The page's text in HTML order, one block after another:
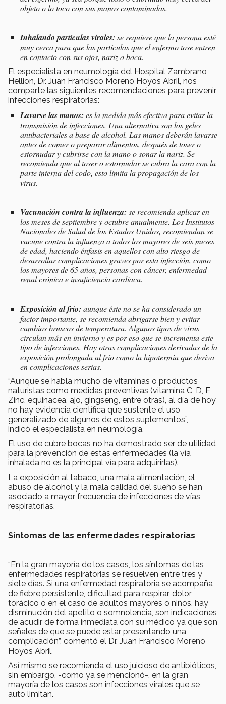
objeto o lo toco con sus manos contaminadas.
Inhalando partículas virales: se requiere que la persona esté
muy cerca para que las partículas que el enfermo tose entren
en contacto con sus ojos, nariz o boca.
El especialista en neumología del Hospital Zambrano
Hellion, Dr. Juan Francisco Moreno Hoyos Abril, nos
comparte las siguientes recomendaciones para prevenir
infecciones respiratorias:
Lavarse las manos: es la medida más efectiva para evitar la
transmisión de infecciones. Una alternativa son los geles
antibacteriales a base de alcohol. Las manos deberán lavarse
antes de comer o preparar alimentos, después de toser o
estornudar y cubrirse con la mano o sonar la nariz. Se
recomienda que al toser o estornudar se cubra la cara con la
parte interna del codo, esto limita la propagación de los
virus.
Vacunación contra la influenza: se recomienda aplicar en
los meses de septiembre y octubre anualmente. Los Institutos
Nacionales de Salud de los Estados Unidos, recomiendan se
vacune contra la influenza a todos los mayores de seis meses
de edad, haciendo énfasis en aquellos con alto riesgo de
desarrollar complicaciones graves por esta infección, como
los mayores de 65 años, personas con cáncer, enfermedad
renal crónica e insuficiencia cardiaca.
Exposición al frío: aunque éste no se ha considerado un
factor importante, se recomienda abrigarse bien y evitar
cambios bruscos de temperatura. Algunos tipos de virus
circulan más en invierno y es por eso que se incrementa este
tipo de infecciones. Hay otras complicaciones derivadas de la
exposición prolongada al frío como la hipotermia que deriva
en complicaciones serias.
“Aunque se habla mucho de vitaminas o productos
naturistas como medidas preventivas (vitamina C, D, E,
Zinc, equinacea, ajo, gingseng, entre otras), al día de hoy
no hay evidencia científica que sustente el uso
generalizado de algunos de estos suplementos”,
indicó el especialista en neumología.
El uso de cubre bocas no ha demostrado ser de utilidad
para la prevención de estas enfermedades (la vía
inhalada no es la principal vía para adquirirlas).
La exposición al tabaco, una mala alimentación, el
abuso de alcohol y la mala calidad del sueño se han
asociado a mayor frecuencia de infecciones de vías
respiratorias.
Síntomas de las enfermedades respiratorias
“En la gran mayoría de los casos, los síntomas de las
enfermedades respiratorias se resuelven entre tres y
siete días. Si una enfermedad respiratoria se acompaña
de fiebre persistente, dificultad para respirar, dolor
torácico o en el caso de adultos mayores o niños, hay
disminución del apetito o somnolencia, son indicaciones
de acudir de forma inmediata con su médico ya que son
señales de que se puede estar presentando una
complicación”, comentó el Dr. Juan Francisco Moreno
Hoyos Abril.
Así mismo se recomienda el uso juicioso de antibióticos,
sin embargo, -como ya se mencionó-, en la gran
mayoría de los casos son infecciones virales que se
auto limitan.